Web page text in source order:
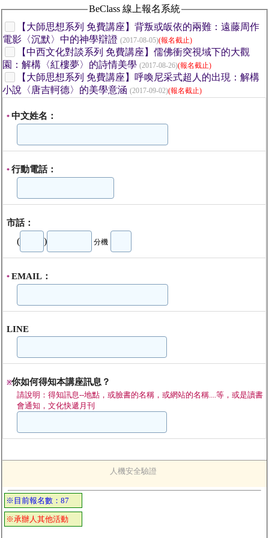
BeClass 線上報名系統
【大師思想系列 免費講座】背叛或皈依的兩難：遠藤周作
電影〈沉默〉中的神學辯證 (2017-08-05)(報名截止)
【中西文化對談系列 免費講座】儒佛衝突視域下的大觀
園：解構〈紅樓夢〉的詩情美學 (2017-08-26)(報名截止)
【大師思想系列 免費講座】呼喚尼采式超人的出現：解構
小說〈唐吉軻德〉的美學意涵 (2017-09-02)(報名截止)
*中文姓名：
*行動電話：
市話：
( ) 分機
* EMAIL：
LINE
※你如何得知本講座訊息？
請說明：得知訊息--地點，或臉書的名稱，或網站的名稱....等，或是讀書
會通知，文化快遞月刊
人機安全驗證
※目前報名數：87
※承辦人其他活動